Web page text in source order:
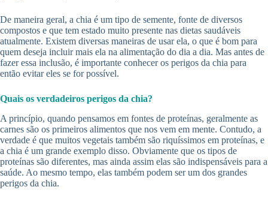
De maneira geral, a chia é um tipo de semente, fonte de diversos
compostos e que tem estado muito presente nas dietas saudáveis
atualmente. Existem diversas maneiras de usar ela, o que é bom para
quem deseja incluir mais ela na alimentação do dia a dia. Mas antes de
fazer essa inclusão, é importante conhecer os perigos da chia para
então evitar eles se for possível.
Quais os verdadeiros perigos da chia?
A princípio, quando pensamos em fontes de proteínas, geralmente as
carnes são os primeiros alimentos que nos vem em mente. Contudo, a
verdade é que muitos vegetais também são riquíssimos em proteínas, e
a chia é um grande exemplo disso. Obviamente que os tipos de
proteínas são diferentes, mas ainda assim elas são indispensáveis para a
saúde. Ao mesmo tempo, elas também podem ser um dos grandes
perigos da chia.